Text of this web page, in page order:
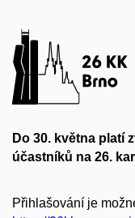
Do 30. května platí
účastníků na 26.
Přihlašování je